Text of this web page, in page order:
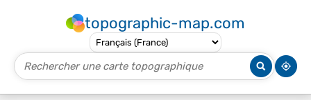
topographic-map.com